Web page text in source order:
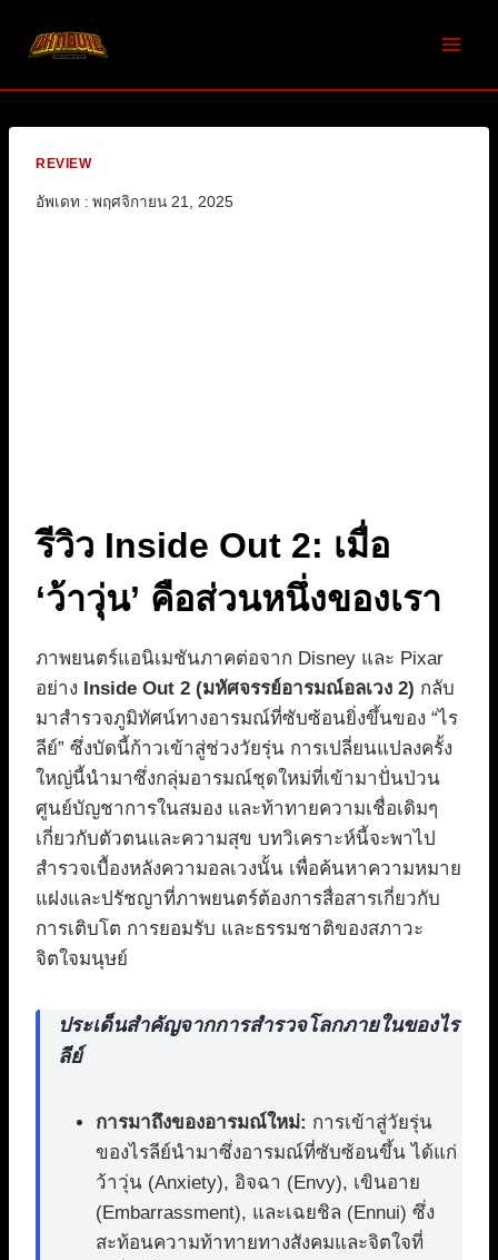
REVIEW
อัพเดท : พฤศจิกายน 21, 2025
รีวิว Inside Out 2: เมื่อ
‘ว้าวุ่น’ คือส่วนหนึ่งของเรา
ภาพยนตร์แอนิเมชันภาคต่อจาก Disney และ Pixar
อย่าง Inside Out 2 (มหัศจรรย์อารมณ์อลเวง 2) กลับ
มาสำรวจภูมิทัศน์ทางอารมณ์ที่ซับซ้อนยิ่งขึ้นของ “ไร
ลีย์” ซึ่งบัดนี้ก้าวเข้าสู่ช่วงวัยรุ่น การเปลี่ยนแปลงครั้ง
ใหญ่นี้นำมาซึ่งกลุ่มอารมณ์ชุดใหม่ที่เข้ามาปั่นป่วน
ศูนย์บัญชาการในสมอง และท้าทายความเชื่อเดิมๆ
เกี่ยวกับตัวตนและความสุข บทวิเคราะห์นี้จะพาไป
สำรวจเบื้องหลังความอลเวงนั้น เพื่อค้นหาความหมาย
แฝงและปรัชญาที่ภาพยนตร์ต้องการสื่อสารเกี่ยวกับ
การเติบโต การยอมรับ และธรรมชาติของสภาวะ
จิตใจมนุษย์
ประเด็นสำคัญจากการสำรวจโลกภายในของไร
ลีย์
การมาถึงของอารมณ์ใหม่: การเข้าสู่วัยรุ่น
ของไรลีย์นำมาซึ่งอารมณ์ที่ซับซ้อนขึ้น ได้แก่
ว้าวุ่น (Anxiety), อิจฉา (Envy), เขินอาย
(Embarrassment), และเฉยชิล (Ennui) ซึ่ง
สะท้อนความท้าทายทางสังคมและจิตใจที่